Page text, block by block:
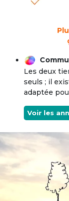
Les deux
seuls ; il
adaptée
Voir les